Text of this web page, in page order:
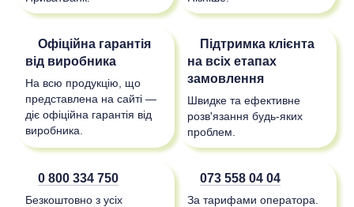
Офіційна гарантія
від виробника
На всю продукцію, що
представлена на сайті —
діє офіційна гарантія від
виробника.
Підтримка клієнта
на всіх етапах
замовлення
Швидке та ефективне
розв'язання будь-яких
проблем.
0 800 334 750
Безкоштовно з усіх
073 558 04 04
За тарифами оператора.